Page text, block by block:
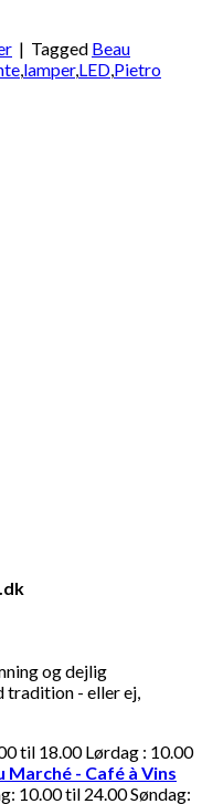
| Tagged Beau
,lamper,LED,Pietro
og dejlig
tradition - eller ej,
til 18.00 Lørdag : 10.00
Marché - Café à Vins
10.00 til 24.00 Søndag: